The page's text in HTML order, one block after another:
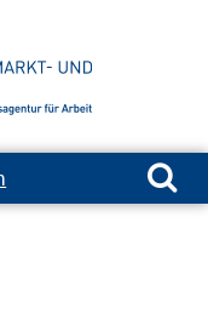
Suchen nach: